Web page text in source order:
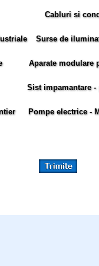
Cabluri si
Surse de
Aparate modulare
Sist impamantare -
Pompe electrice -